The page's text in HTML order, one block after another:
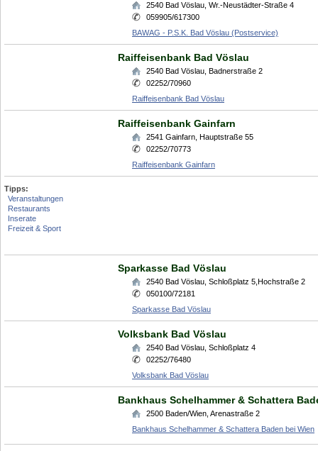
2540 Bad Vöslau Wr.-Neustädter-Straße 4
059905/617300
BAWAG - P.S.K. Bad Vöslau (Postservice)
Raiffeisenbank Bad Vöslau
2540 Bad Vöslau Badnerstraße 2
02252/70960
Raiffeisenbank Bad Vöslau
Raiffeisenbank Gainfarn
2541 Gainfarn Hauptstraße 55
02252/70773
Raiffeisenbank Gainfarn
Tipps:
Veranstaltungen
Restaurants
Inserate
Freizeit & Sport
Sparkasse Bad Vöslau
2540 Bad Vöslau Schloßplatz 5,Hochstraße 2
050100/72181
Sparkasse Bad Vöslau
Volksbank Bad Vöslau
2540 Bad Vöslau Schloßplatz 4
02252/76480
Volksbank Bad Vöslau
Bankhaus Schelhammer & Schattera
2500 Baden/Wien Arenastraße 2
Bankhaus Schelhammer & Schattera Baden bei Wien